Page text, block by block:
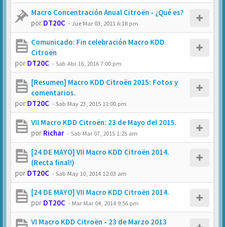
Macro Concentración Anual Citroën - ¿Qué es?
por DT20C -Jue Mar 03, 2011 6:18 pm
Comunicado: Fin celebración Macro KDD
Citroën
por DT20C -Sab Abr 16, 2016 7:00 pm
[Resumen] Macro KDD Citroën 2015: Fotos y
comentarios.
por DT20C -Sab May 23, 2015 11:00 pm
VII Macro KDD Citroën: 23 de Mayo del 2015.
por Richar -Sab Mar 07, 2015 1:25 am
[24 DE MAYO] VII Macro KDD Citroën 2014.
(Recta final!)
por DT20C -Sab May 10, 2014 12:03 am
[24 DE MAYO] VII Macro KDD Citroën 2014.
por DT20C - Mar Mar 04, 2014 9:56 pm
VI Macro KDD Citroën - 23 de Marzo 2013